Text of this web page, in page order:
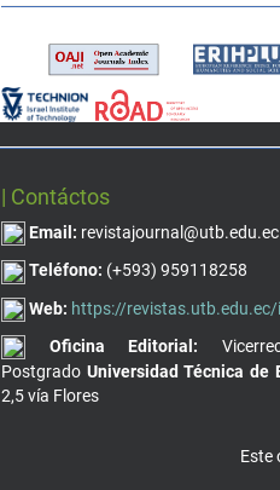
| Contáctos
Email: revistajournal@utb.edu.ec
Teléfono: (+593) 959118258
Web: https://
Oficina Editorial:
Postgrado Universidad Técnica de
2,5 vía Flores
Este